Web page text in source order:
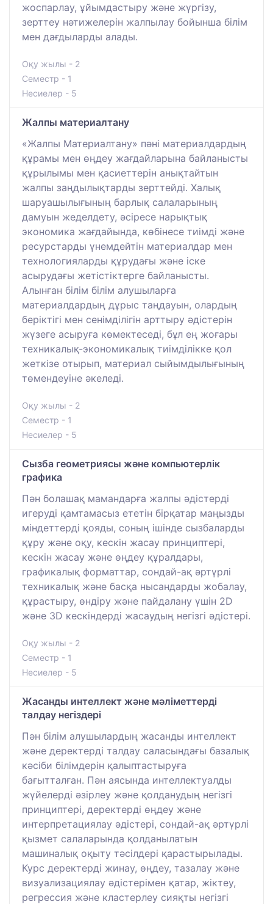
жоспарлау, ұйымдастыру және жүргізу,
зерттеу нәтижелерін жалпылау бойынша білім
мен дағдыларды алады.
Оқу жылы - 2
Семестр - 1
Несиелер - 5
Жалпы материалтану
«Жалпы Материалтану» пәні материалдардың
құрамы мен өңдеу жағдайларына байланысты
құрылымы мен қасиеттерін анықтайтын
жалпы заңдылықтарды зерттейді. Халық
шаруашылығының барлық салаларының
дамуын жеделдету, әсіресе нарықтық
экономика жағдайында, көбінесе тиімді және
ресурстарды үнемдейтін материалдар мен
технологияларды құрудағы және іске
асырудағы жетістіктерге байланысты.
Алынған білім білім алушыларға
материалдардың дұрыс таңдауын, олардың
беріктігі мен сенімділігін арттыру әдістерін
жүзеге асыруға көмектеседі, бұл ең жоғары
техникалық-экономикалық тиімділікке қол
жеткізе отырып, материал сыйымдылығының
төмендеуіне әкеледі.
Оқу жылы - 2
Семестр - 1
Несиелер - 5
Сызба геометриясы және компьютерлік
графика
Пән болашақ мамандарға жалпы әдістерді
игеруді қамтамасыз ететін бірқатар маңызды
міндеттерді қояды, соның ішінде сызбаларды
құру және оқу, кескін жасау принциптері,
кескін жасау және өңдеу құралдары,
графикалық форматтар, сондай-ақ әртүрлі
техникалық және басқа нысандарды жобалау,
құрастыру, өндіру және пайдалану үшін 2D
және 3D кескіндерді жасаудың негізгі әдістері.
Оқу жылы - 2
Семестр - 1
Несиелер - 5
Жасанды интеллект және мәліметтерді
талдау негіздері
Пән білім алушылардың жасанды интеллект
және деректерді талдау саласындағы базалық
кәсіби білімдерін қалыптастыруға
бағытталған. Пән аясында интеллектуалды
жүйелерді әзірлеу және қолданудың негізгі
принциптері, деректерді өңдеу және
интерпретациялау әдістері, сондай-ақ әртүрлі
қызмет салаларында қолданылатын
машиналық оқыту тәсілдері қарастырылады.
Курс деректерді жинау, өңдеу, тазалау және
визуализациялау әдістерімен қатар, жіктеу,
регрессия және кластерлеу сияқты негізгі